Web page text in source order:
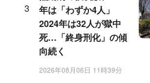
年は「わずか4人」
2024年は32人が獄中
死…「終身刑化」の傾
向続く
2026年08月06日 11時39分